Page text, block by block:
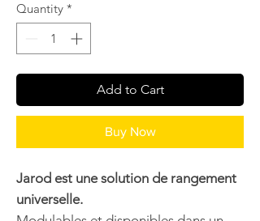
Quantity *
Add to Cart
Buy Now
Jarod est une solution de rangement
universelle.